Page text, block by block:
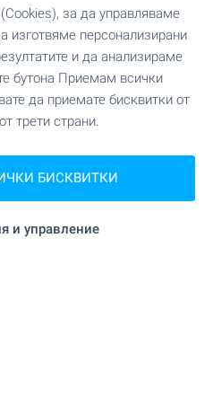
121
7, партер
за да управляваме
изготвяме персонализирани
и да анализираме
бутона Приемам всички
да приемате бисквитки от
трети страни.
БИСКВИТКИ
и управление